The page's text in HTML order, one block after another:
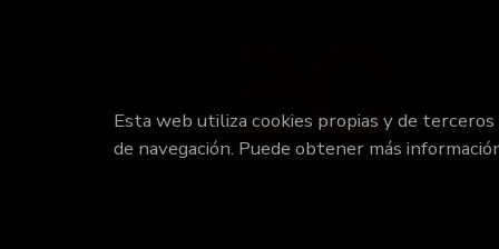
Esta web utiliza cookies propias y de
de navegación. Puede obtener más